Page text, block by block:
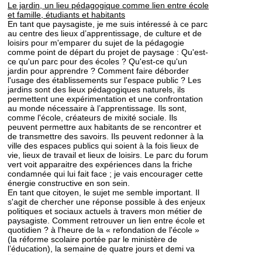
Le jardin, un lieu pédagogique comme lien entre école
et famille, étudiants et habitants
En tant que paysagiste, je me suis intéressé à ce parc
au centre des lieux d’apprentissage, de culture et de
loisirs pour m'emparer du sujet de la pédagogie
comme point de départ du projet de paysage : Qu'est-
ce qu'un parc pour des écoles ? Qu'est-ce qu'un
jardin pour apprendre ? Comment faire déborder
l'usage des établissements sur l'espace public ? Les
jardins sont des lieux pédagogiques naturels, ils
permettent une expérimentation et une confrontation
au monde nécessaire à l’apprentissage. Ils sont,
comme l'école, créateurs de mixité sociale. Ils
peuvent permettre aux habitants de se rencontrer et
de transmettre des savoirs. Ils peuvent redonner à la
ville des espaces publics qui soient à la fois lieux de
vie, lieux de travail et lieux de loisirs. Le parc du forum
vert voit apparaitre des expériences dans la friche
condamnée qui lui fait face ; je vais encourager cette
énergie constructive en son sein.
En tant que citoyen, le sujet me semble important. Il
s'agit de chercher une réponse possible à des enjeux
politiques et sociaux actuels à travers mon métier de
paysagiste. Comment retrouver un lien entre école et
quotidien ? à l'heure de la « refondation de l'école »
(la réforme scolaire portée par le ministère de
l’éducation), la semaine de quatre jours et demi va